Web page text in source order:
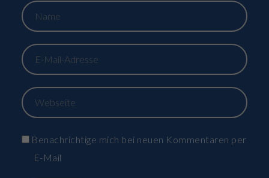
Benachrichtige mich bei neuen Kommentaren per
E-Mail